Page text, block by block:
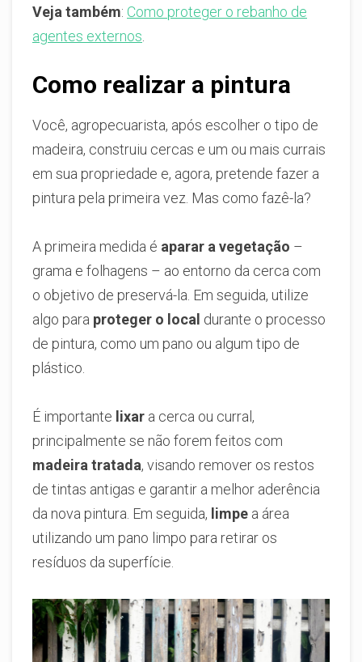
Veja também: Como proteger o rebanho de
agentes externos
Como realizar a pintura
Você, agropecuarista, após escolher o tipo de
madeira, construiu cercas e um ou mais currais
em sua propriedade e, agora, pretende fazer a
pintura pela primeira vez. Mas como fazê-la?
A primeira medida é aparar a vegetação –
grama e folhagens – ao entorno da cerca com
o objetivo de preservá-la. Em seguida, utilize
algo para proteger o local durante o processo
de pintura, como um pano ou algum tipo de
plástico.
É importante lixar a cerca ou curral,
principalmente se não forem feitos com
madeira tratada, visando remover os restos
de tintas antigas e garantir a melhor aderência
da nova pintura. Em seguida, limpe a área
utilizando um pano limpo para retirar os
resíduos da superfície.